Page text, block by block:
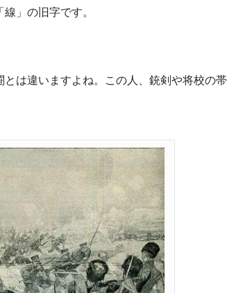
」の旧字です。
は違いますよね。この人、銃剣や将校の帯